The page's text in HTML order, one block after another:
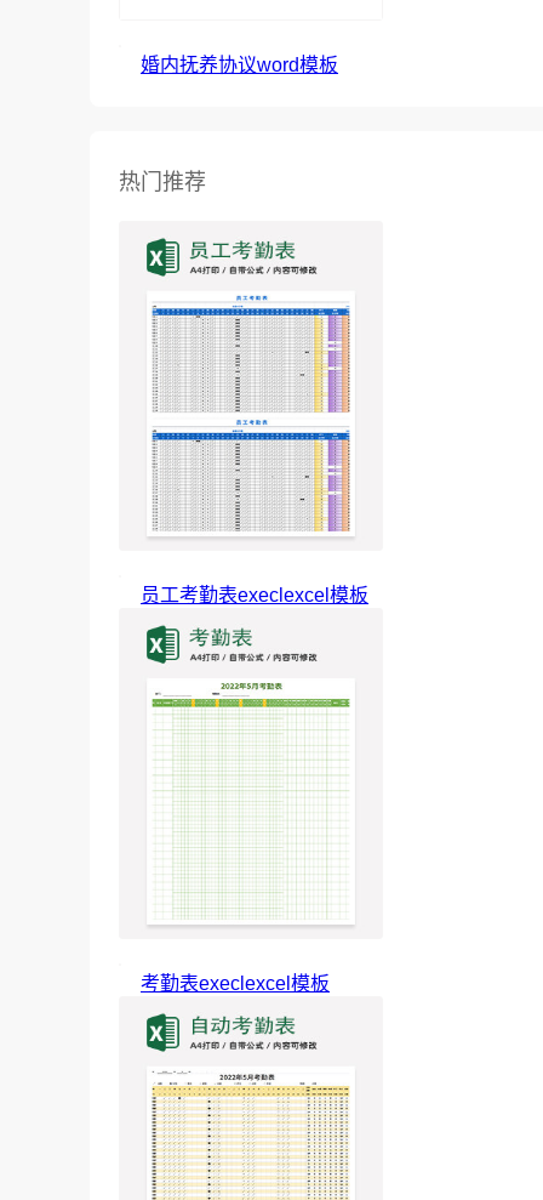
婚内抚养协议word模板
热门推荐
员工考勤表execlexcel模板
考勤表execlexcel模板